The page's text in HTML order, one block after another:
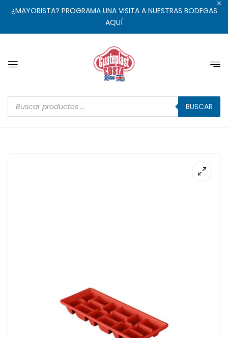
¿MAYORISTA? PROGRAMA UNA VISITA A NUESTRAS BODEGAS
AQUÍ
BUSCAR